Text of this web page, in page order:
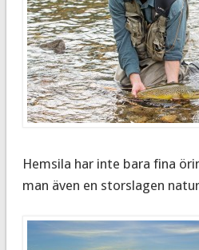
Hemsila har inte bara fina
man även en storslagen